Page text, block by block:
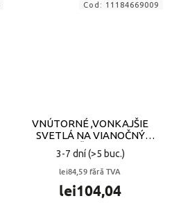
VNÚTORNÉ ,VONKAJŠIE
SVETLÁ NA VIANOČNÝ
STROMČEK 100 LED
3-7 dní(>5 buc.)
lei84,59 fără TVA
lei104,04
Cod: 11184669009